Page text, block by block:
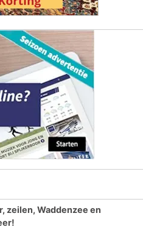
zeilen, Waddenzee en